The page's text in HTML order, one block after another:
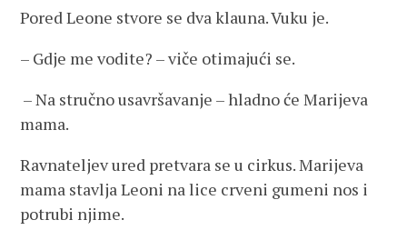
Pored Leone stvore se dva klauna. Vuku je.
– Gdje me vodite? – viče otimajući se.
– Na stručno usavršavanje – hladno će Marijeva
mama.
Ravnateljev ured pretvara se u cirkus. Marijeva
mama stavlja Leoni na lice crveni gumeni nos i
potrubi njime.